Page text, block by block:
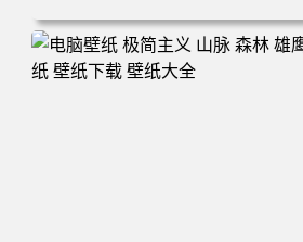
电脑壁纸 抽象 渐变 变换 科幻 未来 电
下载 壁纸大全